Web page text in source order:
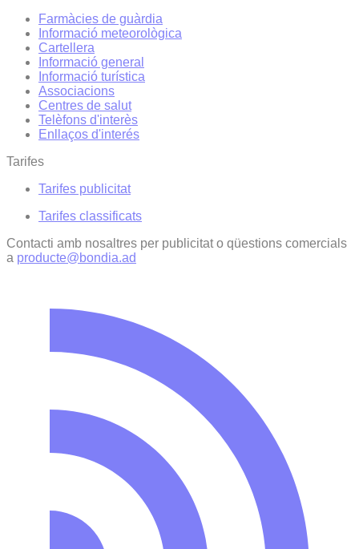
Farmàcies de guàrdia
Informació meteorològica
Cartellera
Informació general
Informació turística
Associacions
Centres de salut
Telèfons d'interès
Enllaços d'interés
Tarifes
Tarifes publicitat
Tarifes classificats
Contacti amb nosaltres per publicitat o qüestions comercials
a producte@bondia.ad